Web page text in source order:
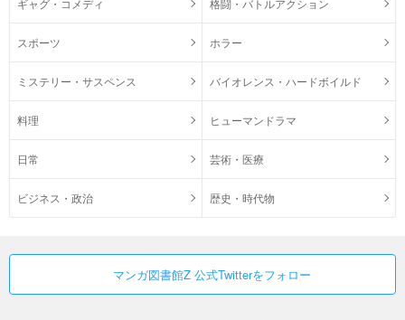
ギャグ・コメディ 格闘・バトルアクション
スポーツ ホラー
ミステリー・サスペンス バイオレンス・ハードボイルド
料理 ヒューマンドラマ
日常 芸術・医療
ビジネス・政治 歴史・時代物
マンガ図書館Z 公式Twitterをフォロー